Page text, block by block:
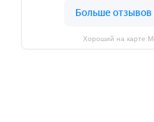
Хороший на карте